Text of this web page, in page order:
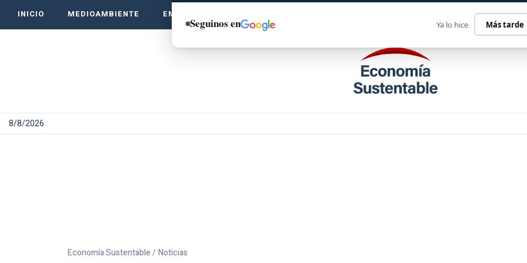
INICIO MEDIOAMBIENTE EMPRENDE VERDE
8/8/2026
Economía Sustentable / Noticias
Seguinos en Ya lo hice Más tarde